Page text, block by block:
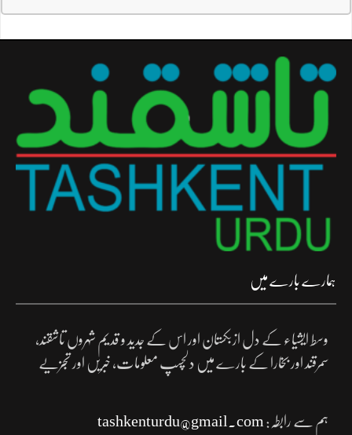
ہمارے بارے میں
وسط ایشیاء کے دل ازبکستان اور اس کے جدید و قدیم شہروں تاشقند،
سمرقند اور بخارا کے بارے میں دلچسپ معلومات، خبریں اور تجزیے
ہم سے رابطہ: tashkenturdu@gmail.com